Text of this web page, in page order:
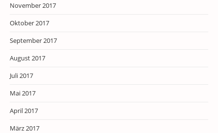
November 2017
Oktober 2017
September 2017
August 2017
Juli 2017
Mai 2017
April 2017
März 2017